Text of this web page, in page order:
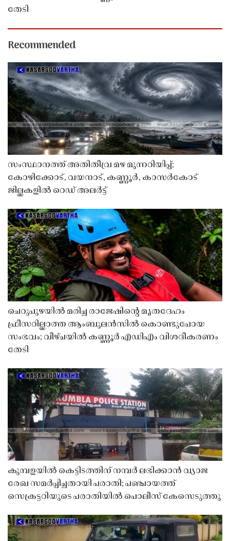
തേടി
Recommended
സംസ്ഥാനത്ത് അതിതീവ്ര മഴ മുന്നറിയിപ്പ്;
കോഴിക്കോട്, വയനാട്, കണ്ണൂർ, കാസർകോട്
ജില്ലകളിൽ റെഡ് അലർട്ട്
ചെറുപുഴയിൽ മരിച്ച രാജേഷിൻ്റെ മൃതദേഹം
ഫ്രീസറില്ലാത്ത ആംബുലൻസിൽ കൊണ്ടുപോയ
സംഭവം; വീഴ്ചയിൽ കണ്ണൂർ എഡിഎം വിശദീകരണം
തേടി
കുമ്പളയിൽ കെട്ടിടത്തിന് നമ്പർ ലഭിക്കാൻ വ്യാജ
രേഖ സമർപ്പിച്ചതായി പരാതി; പഞ്ചായത്ത്
സെക്രട്ടറിയുടെ പരാതിയിൽ പൊലീസ് കേസെടുത്തു